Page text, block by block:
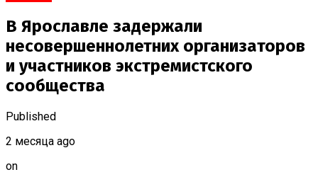
В Ярославле задержали
несовершеннолетних организаторов
и участников экстремистского
сообщества
Published
2 месяца ago
on